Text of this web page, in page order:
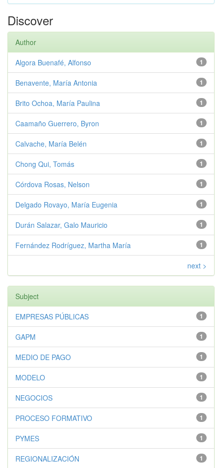
Discover
Author
1
Algora Buenafé, Alfonso
1
Benavente, María Antonia
1
Brito Ochoa, María Paulina
1
Caamaño Guerrero, Byron
1
Calvache, María Belén
1
Chong Qui, Tomás
1
Córdova Rosas, Nelson
1
Delgado Rovayo, María Eugenia
1
Durán Salazar, Galo Mauricio
1
Fernández Rodríguez, Martha María
next >
Subject
1
EMPRESAS PÚBLICAS
1
GAPM
1
MEDIO DE PAGO
1
MODELO
1
NEGOCIOS
1
PROCESO FORMATIVO
1
PYMES
1
REGIONALIZACIÓN